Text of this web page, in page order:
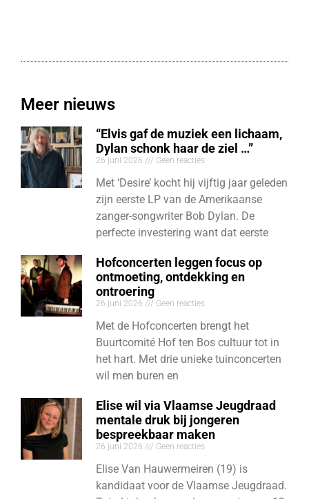
Meer nieuws
“Elvis gaf de muziek een lichaam,
Dylan schonk haar de ziel …”
26 juni 2026 Geen reacties
Met ‘Desire’ kocht hij vijftig jaar geleden
zijn eerste LP van de Amerikaanse
zanger-songwriter Bob Dylan. De
perfecte investering want dat eerste
Hofconcerten leggen focus op
ontmoeting, ontdekking en
ontroering
26 juni 2026 Geen reacties
Met de Hofconcerten brengt het
Buurtcomité Hof ten Bos cultuur tot in
het hart. Met drie unieke tuinconcerten
wil men buren en
Elise wil via Vlaamse Jeugdraad
mentale druk bij jongeren
bespreekbaar maken
26 juni 2026 Geen reacties
Elise Van Hauwermeiren (19) is
kandidaat voor de Vlaamse Jeugdraad.